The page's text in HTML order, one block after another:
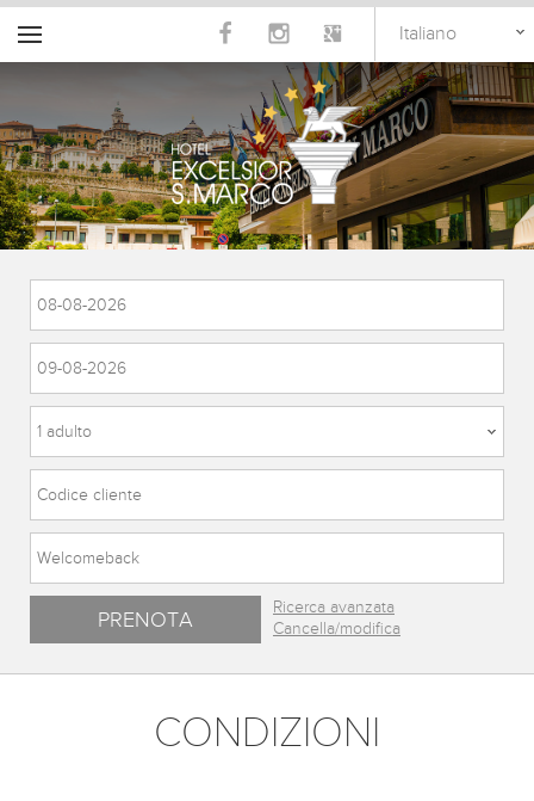
Italiano
Ricerca avanzata
Cancella/modifica
CONDIZIONI